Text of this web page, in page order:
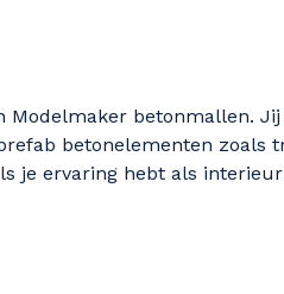
Modelmaker betonmallen.
betonelementen zoals
je ervaring hebt als